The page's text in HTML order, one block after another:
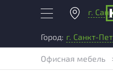
г.
Город: г. Санкт-
Офисная мебель